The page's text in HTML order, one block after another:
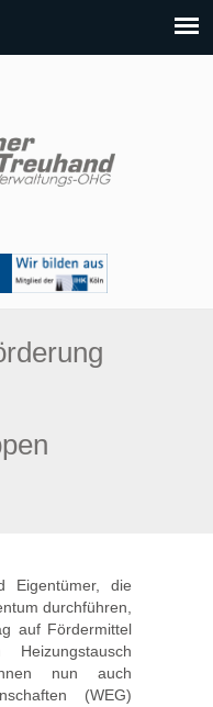
Eigentümer, die
durchführen,
auf Fördermittel
nun auch
(WEG)